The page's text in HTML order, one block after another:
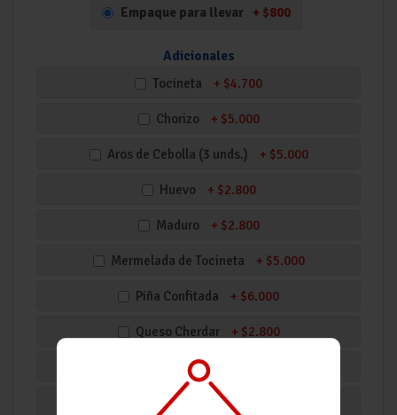
Empaque para llevar
+ $800
Adicionales
Tocineta
+ $4.700
Chorizo + $5.000
Aros de Cebolla (3 unds.) + $5.000
Huevo + $2.800
Maduro + $2.800
Mermelada de Tocineta + $5.000
Piña Confitada + $6.000
Queso Cherdar + $2.800
Queso Mozzarella
Queso 7 Cueros +